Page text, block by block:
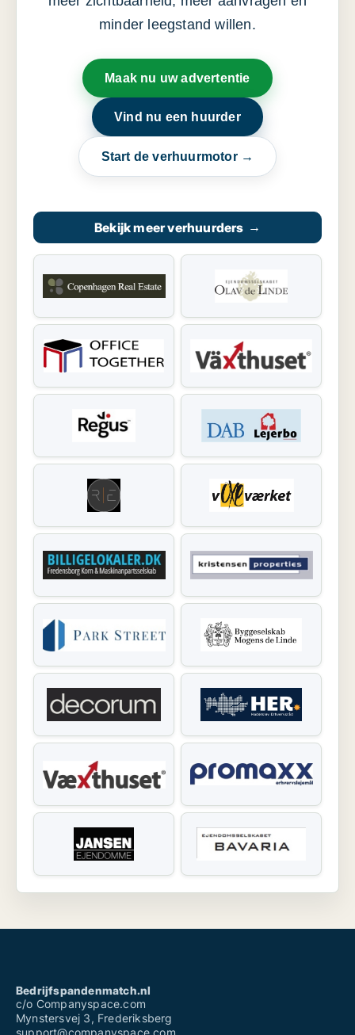
minder leegstand willen.
Maak nu uw advertentie
Vind nu een huurder
Start de verhuurmotor →
Bekijk meer verhuurders →
Bedrijfspandenmatch.nl
c/o Companyspace.com
Mynstersvej 3, Frederiksberg